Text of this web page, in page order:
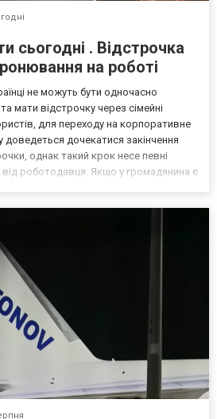
сьогодні . Відстрочка
на роботі
не можуть бути одночасно
мати відстрочку через сімейні
для переходу на корпоративне
дочекатися закінчення
однак такий крок несе певні
від роботодавця. Якщо у громадянина є